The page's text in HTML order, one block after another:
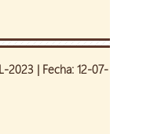
2023 | Fecha: 12-07-